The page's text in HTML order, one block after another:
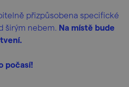
přizpůsobena specifické
širým nebem. Na místě bude
počasí!